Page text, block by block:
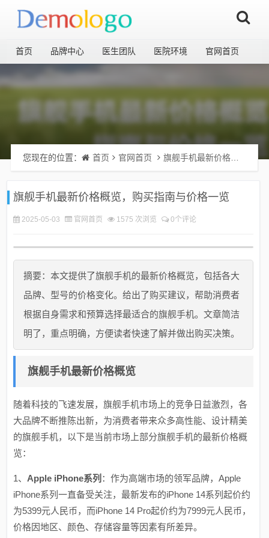
首页 品牌中心 医生团队 医院环境 官网首页
您现在的位置： 首页 官网首页 旗舰手机最新价格概览，购买指南与价格一览
旗舰手机最新价格概览，购买指南与价格一览
2025-05-03 官网首页 1575 次浏览 0个评论
摘要：本文提供了旗舰手机的最新价格概览，包括各大
品牌、型号的价格变化。给出了购买建议，帮助消费者
根据自身需求和预算选择最适合的旗舰手机。文章简洁
明了，重点明确，方便读者快速了解并做出购买决策。
旗舰手机最新价格概览
随着科技的飞速发展，旗舰手机市场上的竞争日益激烈，各
大品牌不断推陈出新，为消费者带来众多高性能、设计精美
的旗舰手机，以下是当前市场上部分旗舰手机的最新价格概
览：
1、 Apple iPhone系列 ：作为高端市场的领军品牌，Apple
iPhone系列一直备受关注，最新发布的iPhone 14系列起价约
为5399元人民币，而iPhone 14 Pro起价约为7999元人民币，
价格因地区、颜色、存储容量等因素有所差异。